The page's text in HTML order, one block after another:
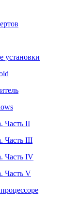
установки
Часть II
Часть III
Часть IV
Часть V